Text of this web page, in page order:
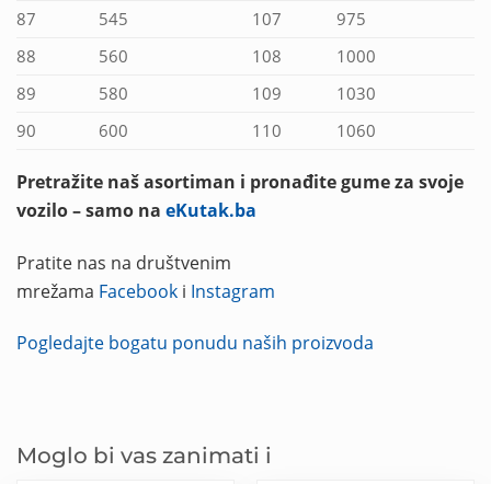
87 545 107
975
88
560 108
1000
89
580 109
1030
90
600 110 1060
Pretražite naš asortiman i pronađite gume za svoje
vozilo – samo na eKutak.ba
Pratite nas na društvenim
mrežama Facebook i Instagram
Pogledajte bogatu ponudu naših proizvoda
Moglo bi vas zanimati i